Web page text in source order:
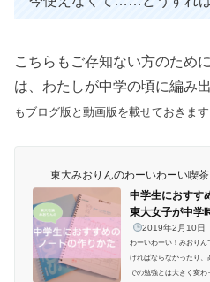
こちらもご存知ない方のため
は、わたしが中学の頃に編み
もブログ版と動画版を載せておきます
東大みおりんのわーいわーい喫茶
中学生におすす
東大女子が中学
2019年2月10日
わーいわーい！みおり
ければならなかったり、
での勉強とは大きく変わ